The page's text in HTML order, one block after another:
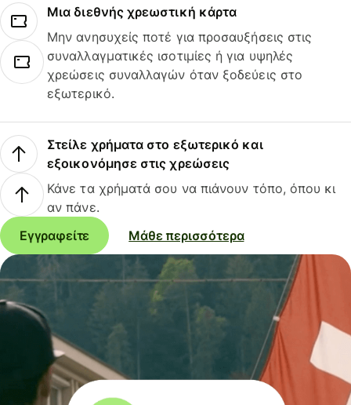
Μια διεθνής χρεωστική κάρτα
Μην ανησυχείς ποτέ για προσαυξήσεις στις
συναλλαγματικές ισοτιμίες ή για υψηλές
χρεώσεις συναλλαγών όταν ξοδεύεις στο
εξωτερικό.
Στείλε χρήματα στο εξωτερικό και
εξοικονόμησε στις χρεώσεις
Κάνε τα χρήματά σου να πιάνουν τόπο, όπου κι
αν πάνε.
Εγγραφείτε
Μάθε περισσότερα